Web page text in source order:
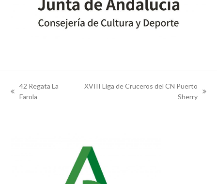
previous
42 Regata La
Farola
XVIII Liga de Cruceros del CN Puerto
Sherry